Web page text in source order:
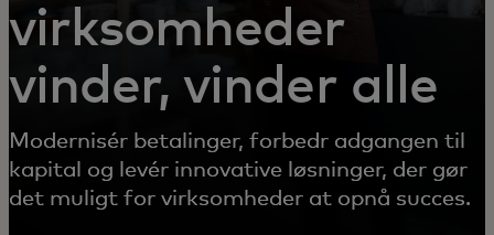
virksomheder
vinder, vinder alle
Modernisér betalinger, forbedr adgangen til
kapital og levér innovative løsninger, der gør
det muligt for virksomheder at opnå succes.